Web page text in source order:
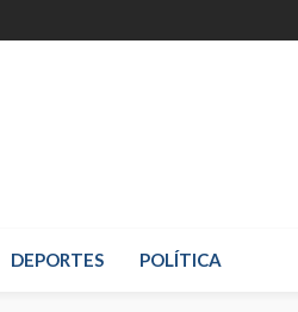
DEPORTES POLÍTICA